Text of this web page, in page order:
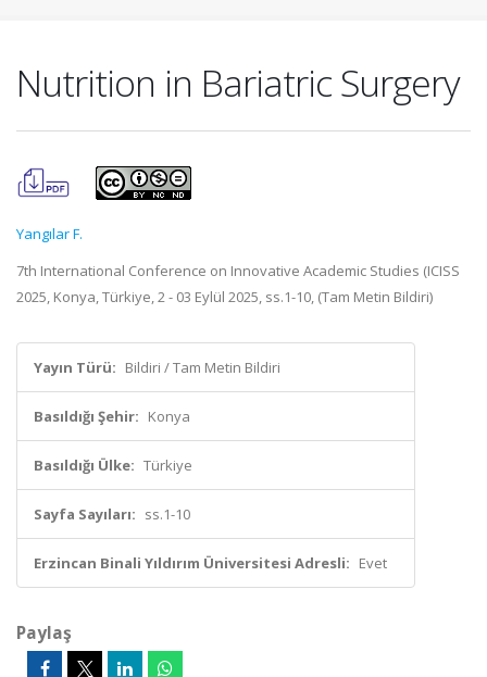
Nutrition in Bariatric Surgery
Yangılar F.
7th International Conference on Innovative Academic Studies (ICISS
2025, Konya, Türkiye, 2 - 03 Eylül 2025, ss.1-10, (Tam Metin Bildiri)
Yayın Türü: Bildiri / Tam Metin Bildiri
Basıldığı Şehir: Konya
Basıldığı Ülke: Türkiye
Sayfa Sayıları: ss.1-10
Erzincan Binali Yıldırım Üniversitesi Adresli: Evet
Paylaş